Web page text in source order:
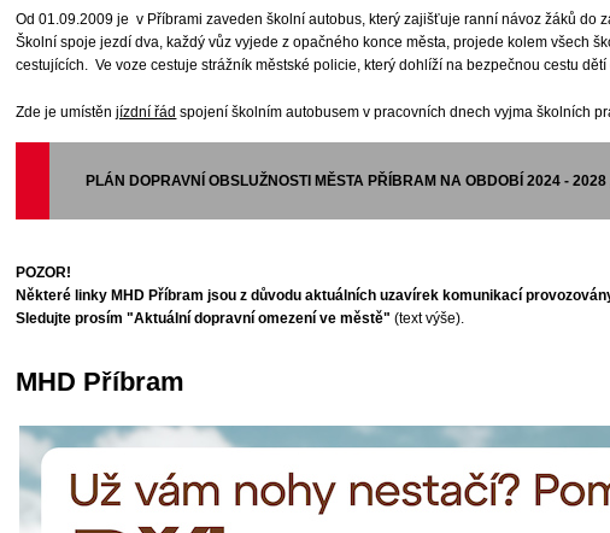
Od 01.09.2009 je v Příbrami zaveden školní autobus, který zajišťuje ranní návoz žáků do
Školní spoje jezdí dva, každý vůz vyjede z opačného konce města, projede kolem všech
cestujících. Ve voze cestuje strážník městské policie, který dohlíží na bezpečnou cestu dětí
Zde je umístěnjízdní řád spojení školním autobusem v pracovních dnech vyjma školních
PLÁN DOPRAVNÍ OBSLUŽNOSTI MĚSTA PŘÍBRAM NA OBDOBÍ 2024 - 2028
POZOR!
Některé linky MHD Příbram jsou z důvodu aktuálních uzavírek komunikací
Sledujte prosím "Aktuální dopravní omezení ve městě"(text výše).
MHD Příbram